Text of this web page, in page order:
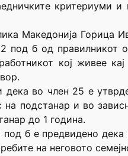
критериуми
Македонија Горица
под б од правилникот
кој живее
дека во член 25 е
на подстанар и во
до 1 година.
б е предвидено дека
на неговото